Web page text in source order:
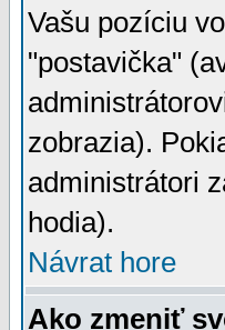
Vašu pozíciu
"postavička"
zobrazia).
administrátori
hodia).
Návrat hore
Ako zmeniť